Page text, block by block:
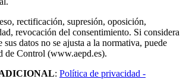
rectificación, supresión, oposición,
revocación del consentimiento. Si considera
sus datos no se ajusta a la normativa, puede
de Control (www.aepd.es).
: Política de privacidad -